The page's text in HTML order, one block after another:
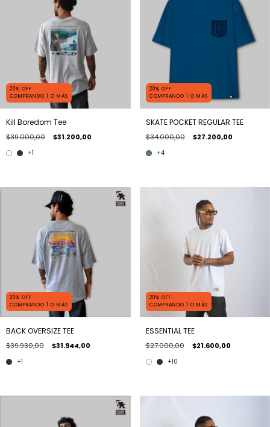
20% OFF
COMPRANDO 1 O MÁS
Kill Boredom Tee
$39.000,00 $31.200,00
+1
20% OFF
COMPRANDO 1 O MÁS
SKATE POCKET REGULAR TEE
$34.000,00 $27.200,00
+4
20% OFF
COMPRANDO 1 O MÁS
BACK OVERSIZE TEE
$39.930,00 $31.944,00
+1
20% OFF
COMPRANDO 1 O MÁS
ESSENTIAL TEE
$27.000,00 $21.600,00
+10